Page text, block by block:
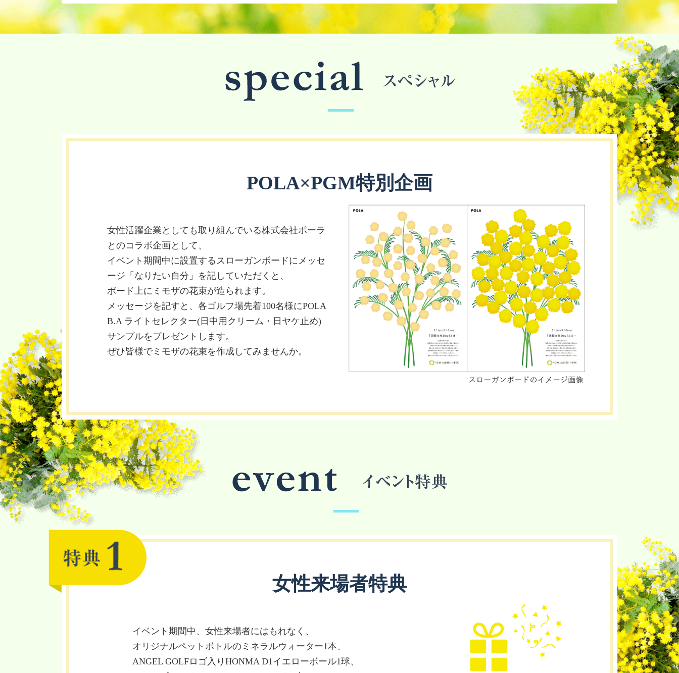
POLA×PGM特別企画
女性活躍企業としても取り組んでいる株式会社ポーラ
とのコラボ企画として、
イベント期間中に設置するスローガンボードにメッセ
ージ「なりたい自分」を記していただくと、
ボード上にミモザの花束が造られます。
メッセージを記すと、各ゴルフ場先着100名様にPOLA
B.A ライトセレクター(日中用クリーム・日ヤケ止め)
サンプルをプレゼントします。
ぜひ皆様でミモザの花束を作成してみませんか。
女性来場者特典
イベント期間中、女性来場者にはもれなく、
オリジナルペットボトルのミネラルウォーター1本、
ANGEL GOLFロゴ入りHONMA D1イエローボール1球、